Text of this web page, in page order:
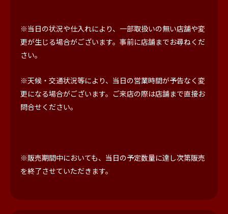
※当日の状況や仕入れにより、一部取扱いの無い店舗や変
更が生じる場合がございます。事前に店舗までお尋ねくだ
さい。
※天候・交通状況等により、当日の営業時間が予告なく変
更になる場合がございます。ご来店の際は店舗まで直接お
問合せください。
※販売期間中においても、当日の予定数量に達し次第販売
を終了させていただきます。